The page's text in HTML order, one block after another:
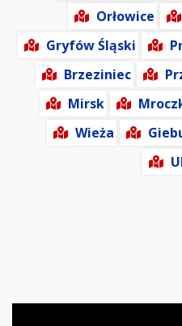
Orłowice
Gryfów Śląski
Brzeziniec
Mirsk
Wieża